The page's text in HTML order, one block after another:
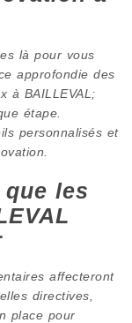
là pour vous
approfondie des
à BAILLEVAL;
étape.
personnalisés et
que les
affecteront
directives,
place pour